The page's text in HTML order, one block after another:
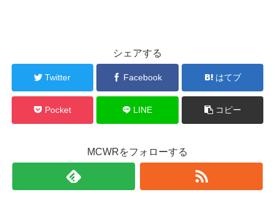
シェアする
Twitter Facebook はてブ
Pocket LINE コピー
MCWRをフォローする